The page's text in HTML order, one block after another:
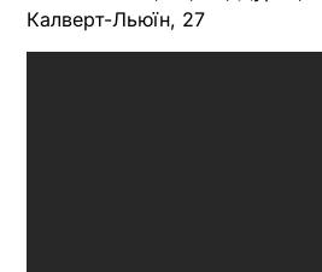
Калверт-Льюїн, 27